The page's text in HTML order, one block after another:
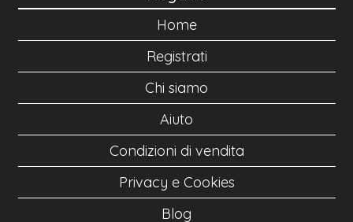
Home
Registrati
Chi siamo
Aiuto
Condizioni di vendita
Privacy e Cookies
Blog